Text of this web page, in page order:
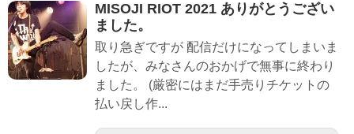
MISOJI RIOT 2021 ありがとうござい
ました。
取り急ぎですが 配信だけになってしまいま
したが、みなさんのおかげで無事に終わり
ました。 (厳密にはまだ手売りチケットの
払い戻し作...